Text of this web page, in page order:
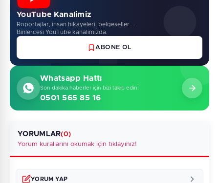
YouTube Kanalimiz
Roportajlar, insan hikayeleri, belgeseller...
Binlercesi YouTube kanalimizda.
ABONE OL
Whatsapp Hattı
Son dakika haberler için bizi takip edin!
0501 565 85 16
YORUMLAR(0)
Yorum kurallarını okumak için tıklayınız!
YORUM YAP